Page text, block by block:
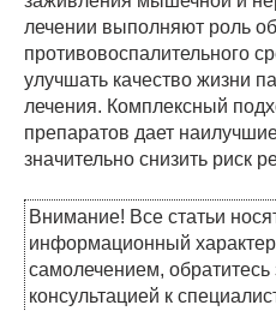
лечении выполняют роль
противовоспалительного
улучшать качество жизни
лечения. Комплексный
препаратов дает
значительно снизить риск
Внимание! Все статьи
информационный
самолечением, обратитесь
консультацией к